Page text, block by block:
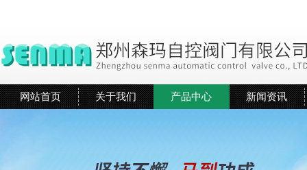
网站首页 关于我们 产品中心 新闻资讯